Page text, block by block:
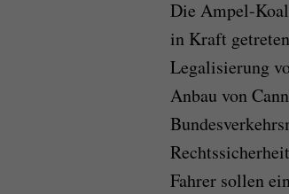
Die Ampel-
in Kraft
Legalisierung
Anbau von
Fahrer sollen